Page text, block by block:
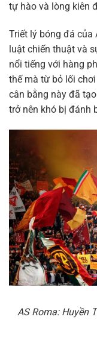
tự hào và lòng kiên
Triết lý bóng đá của
luật chiến thuật và
nổi tiếng với hàng
thế mà từ bỏ lối
cân bằng này đã
trở nên khó bị đánh
AS Roma: Huyền